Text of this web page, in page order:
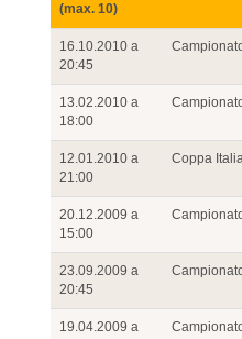
(max. 10)
16.10.2010 a
20:45
13.02.2010 a
18:00
12.01.2010 a
21:00
Coppa
20.12.2009 a
15:00
23.09.2009 a
20:45
19.04.2009 a